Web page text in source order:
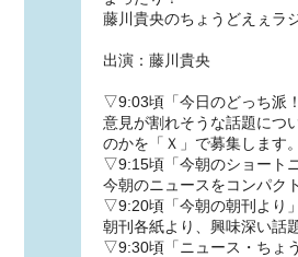
藤川貴央のちょうどえぇラ
出演：藤川貴央
▽9:03頃「今日のどっち派！
意見が割れそうな話題につ
のかを「Ｘ」で募集します。
▽9:15頃「今朝のショート
今朝のニュースをコンパク
▽9:20頃「今朝の朝刊より」
朝刊各紙より、興味深い話
▽9:30頃「ニュース・ちょ